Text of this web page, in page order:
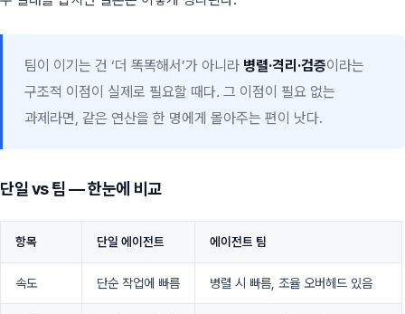
팀이 이기는 건 ‘더 똑똑해서’가 아니라 병렬·격리·검증이라는
구조적 이점이 실제로 필요할 때다. 그 이점이 필요 없는
과제라면, 같은 연산을 한 명에게 몰아주는 편이 낫다.
단일 vs 팀 — 한눈에 비교
항목 단일 에이전트 에이전트 팀
속도 단순 작업에 빠름 병렬 시 빠름, 조율 오버헤드 있음